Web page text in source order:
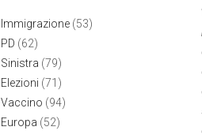
Immigrazione (53)
PD (62)
Sinistra (79)
Elezioni (71)
Vaccino (94)
Europa (52)